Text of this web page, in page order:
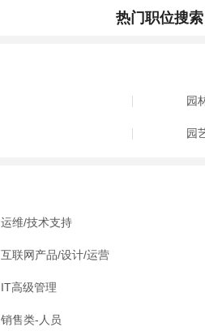
热门职位搜索
园
园
运维/技术支持
互联网产品/设计/运营
IT高级管理
销售类-人员